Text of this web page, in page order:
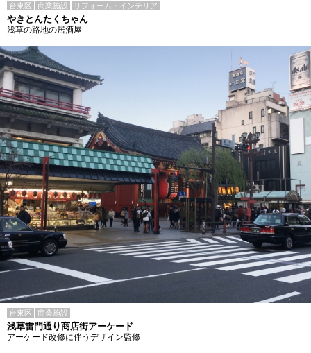
台東区 商業施設 リフォーム・インテリア
やきとんたくちゃん
浅草の路地の居酒屋
台東区 商業施設
浅草雷門通り商店街アーケード
アーケード改修に伴うデザイン監修